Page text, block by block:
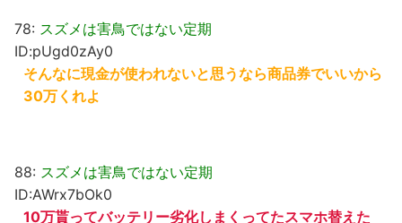
78: スズメは害鳥ではない定期
ID:pUgd0zAy0
そんなに現金が使われないと思うなら商品券でいいから
30万くれよ
88: スズメは害鳥ではない定期
ID:AWrx7bOk0
10万貰ってバッテリー劣化しまくってたスマホ替えた